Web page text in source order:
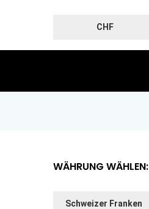
CHF
WÄHRUNG WÄHLEN:
Schweizer Franken